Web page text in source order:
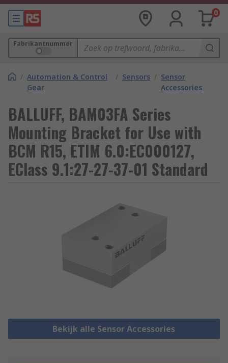
0
Fabrikantnummer
/ Automation & Control
Gear
/ Sensors / Sensor
Accessories
BALLUFF, BAM03FA Series
Mounting Bracket for Use with
BCM R15, ETIM 6.0:EC000127,
EClass 9.1:27-27-37-01 Standard
Bekijk alle Sensor Accessories